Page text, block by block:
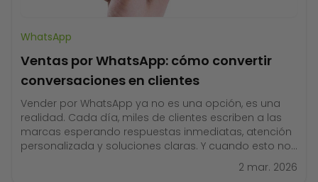
WhatsApp
Ventas por WhatsApp: cómo convertir
conversaciones en clientes
Vender por WhatsApp ya no es una opción, es una
realidad. Cada día, miles de clientes escriben a las
marcas esperando respuestas inmediatas, atención
personalizada y soluciones claras. Y cuando esto no
ocurre, simplemente buscan otra alternativa. La
buena noticia es que WhatsApp puede convertirse en
2 mar. 2026